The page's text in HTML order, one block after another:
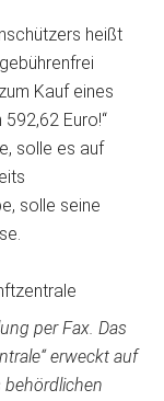
heißt
Kauf eines
Euro!“
solle es auf
solle seine
per Fax. Das
erweckt auf
behördlichen